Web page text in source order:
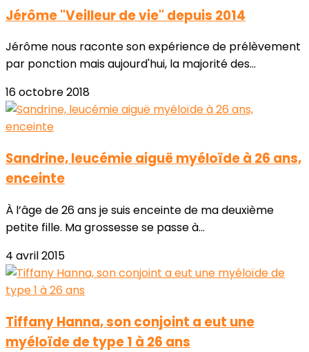
Jérôme "Veilleur de vie" depuis 2014
Jérôme nous raconte son expérience de prélèvement
par ponction mais aujourd'hui, la majorité des...
16 octobre 2018
Sandrine, leucémie aiguë myéloïde à 26 ans,
enceinte
À l’âge de 26 ans je suis enceinte de ma deuxième
petite fille. Ma grossesse se passe à...
4 avril 2015
Tiffany Hanna, son conjoint a eut une
myéloïde de type 1 à 26 ans